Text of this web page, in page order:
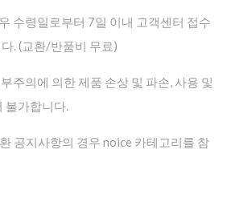
수령일로부터 7일 이내 고객센터 접수
. (교환/반품비 무료)
주의에 의한 제품 손상 및 파손, 사용 및
불가합니다.
공지사항의 경우 noice 카테고리를 참